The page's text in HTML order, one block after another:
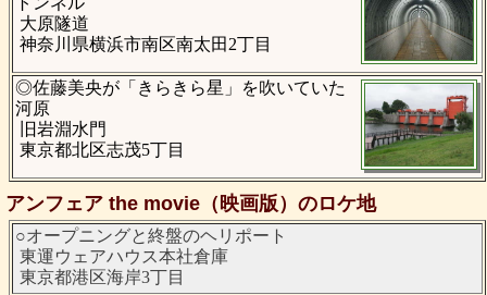
大原隧道
神奈川県横浜市南区南太田2丁目
◎佐藤美央が「きらきら星」を吹いていた
河原
旧岩淵水門
東京都北区志茂5丁目
アンフェア the movie（映画版）のロケ地
○オープニングと終盤のヘリポート
東運ウェアハウス本社倉庫
東京都港区海岸3丁目